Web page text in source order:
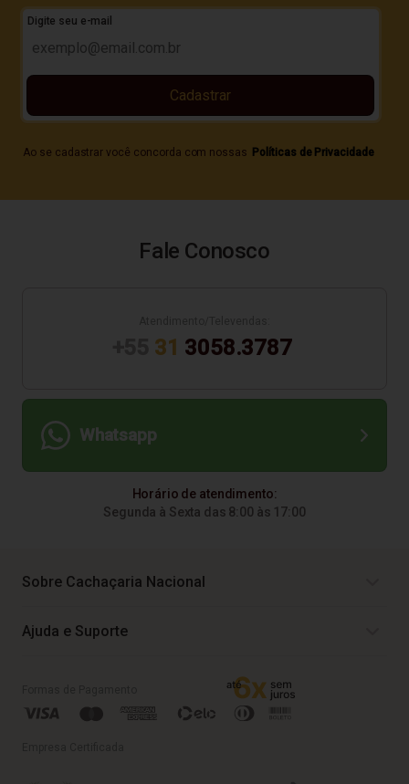
Digite seu e-mail
Ao se cadastrar você concorda com nossas Políticas de Privacidade
Cadastrar
Fale Conosco
31 3058.3787
Whatsapp
Horário de atendimento:
Segunda à Sexta das 8:00 às 17:00
Sobre Cachaçaria Nacional
Ajuda e Suporte